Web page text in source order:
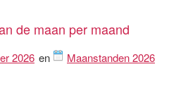
de maan per maand
2026 en
Maanstanden 2026